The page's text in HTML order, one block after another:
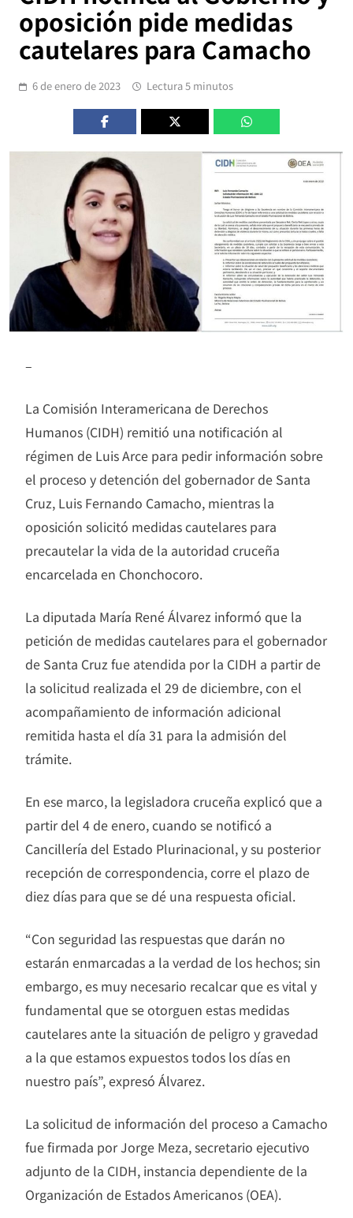
oposición pide medidas
cautelares para Camacho
6 de enero de 2023 Lectura 5 minutos
–
La Comisión Interamericana de Derechos
Humanos (CIDH) remitió una notificación al
régimen de Luis Arce para pedir información sobre
el proceso y detención del gobernador de Santa
Cruz, Luis Fernando Camacho, mientras la
oposición solicitó medidas cautelares para
precautelar la vida de la autoridad cruceña
encarcelada en Chonchocoro.
La diputada María René Álvarez informó que la
petición de medidas cautelares para el gobernador
de Santa Cruz fue atendida por la CIDH a partir de
la solicitud realizada el 29 de diciembre, con el
acompañamiento de información adicional
remitida hasta el día 31 para la admisión del
trámite.
En ese marco, la legisladora cruceña explicó que a
partir del 4 de enero, cuando se notificó a
Cancillería del Estado Plurinacional, y su posterior
recepción de correspondencia, corre el plazo de
diez días para que se dé una respuesta oficial.
“Con seguridad las respuestas que darán no
estarán enmarcadas a la verdad de los hechos; sin
embargo, es muy necesario recalcar que es vital y
fundamental que se otorguen estas medidas
cautelares ante la situación de peligro y gravedad
a la que estamos expuestos todos los días en
nuestro país”, expresó Álvarez.
La solicitud de información del proceso a Camacho
fue firmada por Jorge Meza, secretario ejecutivo
adjunto de la CIDH, instancia dependiente de la
Organización de Estados Americanos (OEA).